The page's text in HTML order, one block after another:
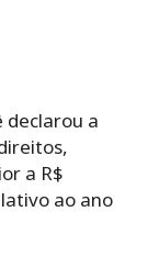
a
a R$
ao ano